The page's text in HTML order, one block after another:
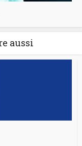
aussi